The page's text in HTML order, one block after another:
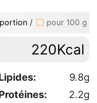
/ pour 100 g
220Kcal
9.8g
2.2g